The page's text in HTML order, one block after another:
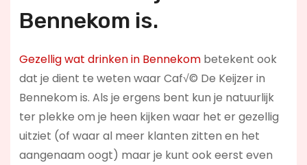
Bennekom is.
Gezellig wat drinken in Bennekombetekent ook
dat je dient te weten waar Caf√© De Keijzer in
Bennekom is. Als je ergens bent kun je natuurlijk
ter plekke om je heen kijken waar het er gezellig
uitziet (of waar al meer klanten zitten en het
aangenaam oogt) maar je kunt ook eerst even